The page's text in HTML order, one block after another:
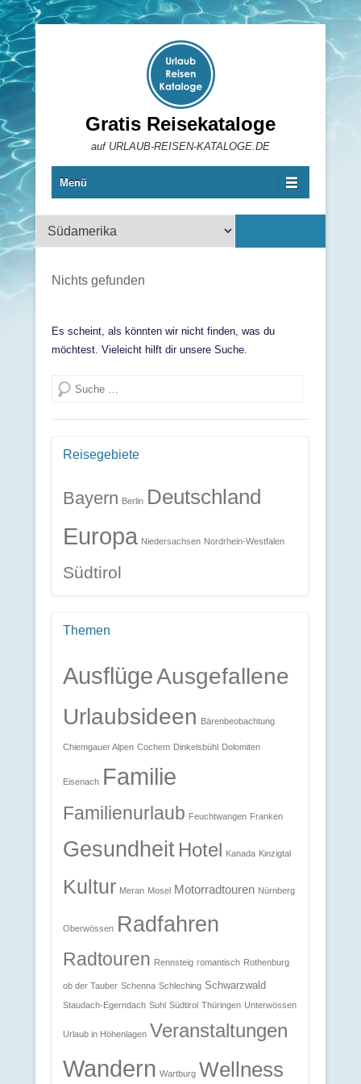
Gratis Reisekataloge
auf URLAUB-REISEN-KATALOGE.DE
Menü
Reisekataloge
Nichts gefunden
Es scheint, als könnten wir nicht finden, was du
möchtest. Vieleicht hilft dir unsere Suche.
Suche
Reisegebiete
Bayern Berlin Deutschland
Europa Niedersachsen Nordrhein-Westfalen
Südtirol
Themen
AusflügeAusgefallene
Urlaubsideen Bärenbeobachtung
Chiemgauer Alpen Cochem Dinkelsbühl Dolomiten
Eisenach Familie
Familienurlaub Feuchtwangen Franken
Gesundheit Hotel Kanada Kinzigtal
Kultur Meran Mosel Motorradtouren Nürnberg
Oberwössen Radfahren
Radtouren Rennsteig romantisch Rothenburg
ob der Tauber Schenna Schleching Schwarzwald
Staudach-Egerndach Suhl Südtirol Thüringen Unterwössen
Urlaub in Höhenlagen Veranstaltungen
Wandern Wartburg Wellness